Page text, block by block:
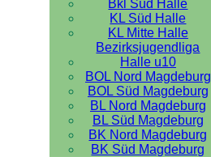
Bkl Süd Halle
KL Süd Halle
KL Mitte Halle
Bezirksjugendliga
Halle u10
BOL Nord Magdeburg
BOL Süd Magdeburg
BL Nord Magdeburg
BL Süd Magdeburg
BK Nord Magdeburg
BK Süd Magdeburg